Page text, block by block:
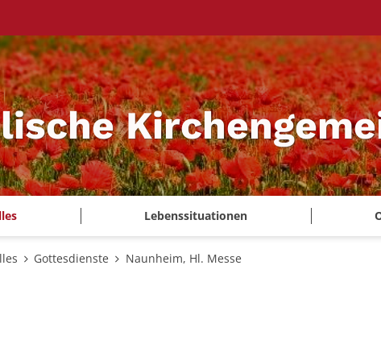
Lebenssituationen
Gottesdienste Naunheim, Hl. Messe